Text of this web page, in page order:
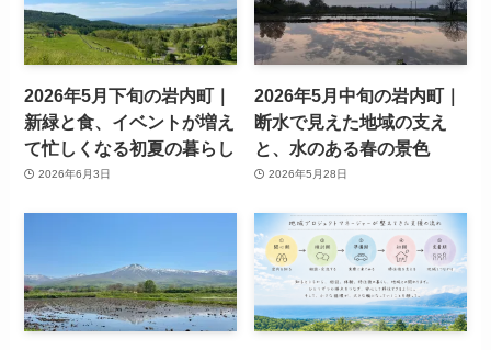
2026年5月下旬の岩内町｜
新緑と食、イベントが増え
て忙しくなる初夏の暮らし
2026年6月3日
2026年5月中旬の岩内町｜
断水で見えた地域の支え
と、水のある春の景色
2026年5月28日